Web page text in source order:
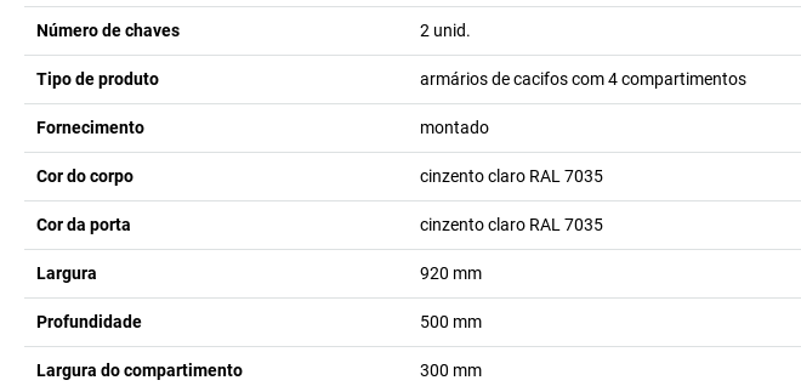
Número de chaves 2 unid.
Tipo de produto armários de cacifos com 4 compartimentos
Fornecimento montado
Cor do corpo cinzento claro RAL 7035
Cor da porta cinzento claro RAL 7035
Largura 920 mm
Profundidade 500 mm
Largura do compartimento 300 mm